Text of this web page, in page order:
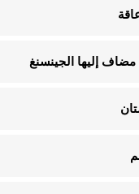
إليها الجينسنغ